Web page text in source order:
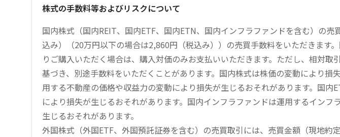
株式の手数料等およびリスクについて
国内株式（国内REIT、国内ETF、国内ETN、国内インフラファンドを含む）の
込み）（20万円以下の場合は2,860円（税込み））の売買手数料をいただきます
りご購入いただく場合は、購入対価のみお支払いいただきます。ただし、相対取
基づき、別途手数料をいただくことがあります。国内株式は株価の変動により損
用する不動産の価格や収益力の変動により損失が生じるおそれがあります。国内
により損失が生じるおそれがあります。国内インフラファンドは運用するインフ
生じるおそれがあります。
外国株式（外国ETF、外国預託証券を含む）の売買取引には、売買金額（現地約